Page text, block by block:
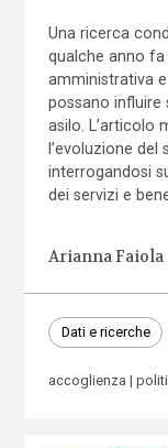
Una ricerca
qualche anno
amministrativa
possano influire
asilo. L’articolo
l’evoluzione del
interrogandosi
dei servizi e
Arianna Faiola
Dati e ricerche
accoglienza